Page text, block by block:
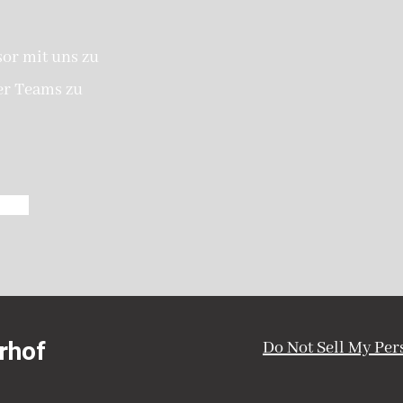
mit uns zu
Teams zu
Do Not Sell My